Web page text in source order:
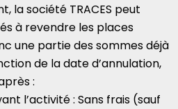
la société TRACES peut
à revendre les places
une partie des sommes déjà
de la date d’annulation,
:
l’activité : Sans frais (sauf